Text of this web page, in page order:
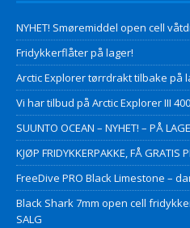
NYHET! Smøremiddel open cell
Fridykkerflåter på lager!
Arctic Explorer tørrdrakt tilbake på
Vi har tilbud på Arctic Explorer III
SUUNTO OCEAN – NYHET! – PÅ
KJØP FRIDYKKERPAKKE, FÅ GRATIS
FreeDive PRO Black Limestone –
Black Shark 7mm open cell
SALG